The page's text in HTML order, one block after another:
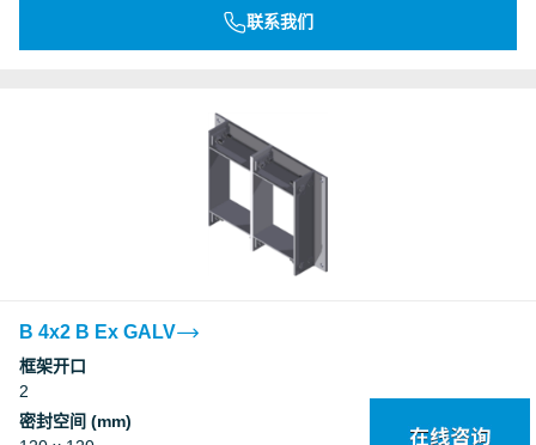
联系我们
B 4x2 B Ex GALV
框架开口
2
密封空间 (mm)